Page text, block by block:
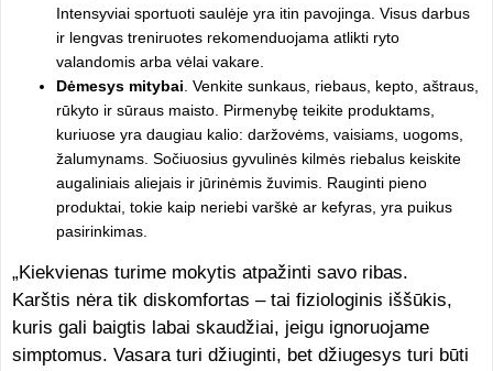
Intensyviai sportuoti saulėje yra itin pavojinga. Visus darbus
ir lengvas treniruotes rekomenduojama atlikti ryto
valandomis arba vėlai vakare.
Dėmesys mitybai. Venkite sunkaus, riebaus, kepto, aštraus,
rūkyto ir sūraus maisto. Pirmenybę teikite produktams,
kuriuose yra daugiau kalio: daržovėms, vaisiams, uogoms,
žalumynams. Sočiuosius gyvulinės kilmės riebalus keiskite
augaliniais aliejais ir jūrinėmis žuvimis. Rauginti pieno
produktai, tokie kaip neriebi varškė ar kefyras, yra puikus
pasirinkimas.
„Kiekvienas turime mokytis atpažinti savo ribas.
Karštis nėra tik diskomfortas – tai fiziologinis iššūkis,
kuris gali baigtis labai skaudžiai, jeigu ignoruojame
simptomus. Vasara turi džiuginti, bet džiugesys turi būti